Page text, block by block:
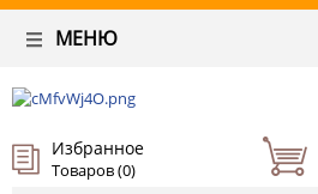
МЕНЮ
Избранное
Товаров (0)